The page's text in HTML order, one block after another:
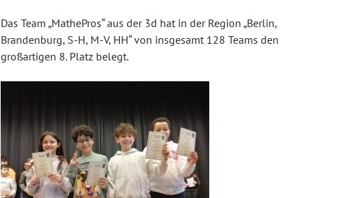
Das Team „MathePros“ aus der 3d hat in der Region „Berlin,
Brandenburg, S-H, M-V, HH“ von insgesamt 128 Teams den
großartigen 8. Platz belegt.